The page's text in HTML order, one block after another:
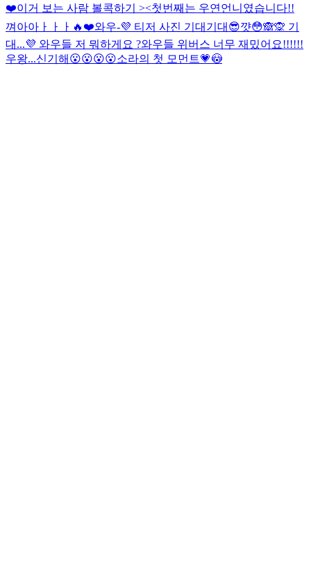
❤️이거 보는 사람 볼콕하기 ><첫번째는 우연언니였습니다!!
껴아아ㅏㅏㅏ🔥❤️와우-💜 티저 사진 기대기대😎꺗😳🙈🙊 기
대...💜 와우들 저 뭐하게요 ?와우들 위버스 너무 재밌어요!!!!!!
우왕...신기해😮😮😮😮소라의 첫 모먼트💗😳